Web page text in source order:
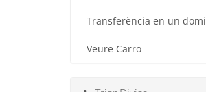
Transferència en un
Veure Carro